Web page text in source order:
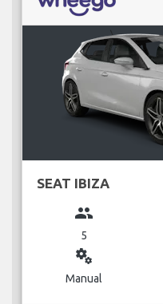
SEAT IBIZA
group
5
miscellaneous_services
Manual